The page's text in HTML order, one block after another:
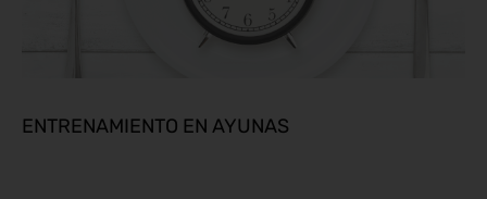
ENTRENAMIENTO EN AYUNAS